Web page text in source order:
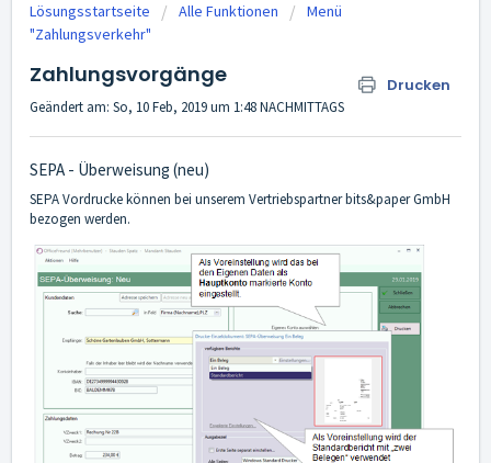
Lösungsstartseite Alle Funktionen
Menü
"Zahlungsverkehr"
Zahlungsvorgänge Drucken
Geändert am: So, 10 Feb, 2019 um 1:48 NACHMITTAGS
SEPA - Überweisung (neu)
SEPA Vordrucke können bei unserem Vertriebspartner bits&paper GmbH
bezogen werden.